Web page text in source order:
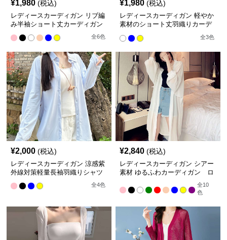
¥1,980 (税込)
レディースカーディガン リブ編
み半袖ショート丈カーディガン
全6色
¥1,980 (税込)
レディースカーディガン 軽やか
素材のショート丈羽織りカーデ
全3色
¥2,000 (税込)
レディースカーディガン 涼感紫
外線対策軽量長袖羽織りシャツ
全4色
¥2,840 (税込)
レディースカーディガン シアー
素材 ゆるふわカーディガン ロ
全10
色